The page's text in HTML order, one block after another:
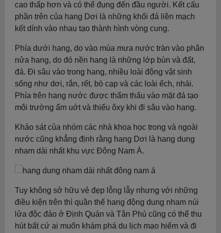
cao thấp hơn và có thể đụng đến đầu người. Kết cấu
phần trên của hang Dơi là những khối đá liền mạch
kết dính vào nhau tạo thành hình vòng cung.
Phía dưới hang, do vào mùa mưa nước tràn vào phân
nửa hang, do đó nền hang là những lớp bùn và đất,
đá. Đi sâu vào trong hang, nhiều loài động vật sinh
sống như dơi, rắn, rết, bò cạp và các loài ếch, nhái.
Phía trên hang nước được thẩm thấu vào mặt đá tạo
môi trường ẩm uớt và thiếu ôxy khi đi sâu vào hang.
Khảo sát của nhóm các nhà khoa học trong và ngoài
nước cũng khẳng định rằng hang Dơi là hang dung
nham dài nhất khu vực Đông Nam Á.
Tuy không sở hữu vẻ đẹp lỗng lẫy nhưng với những
điều kiện trên thì quần thể hang động dung nham núi
lửa độc đáo ở Định Quán và Tân Phú cũng có thể thu
hút bất cứ ai muốn khám phá du lịch mạo hiểm và đi